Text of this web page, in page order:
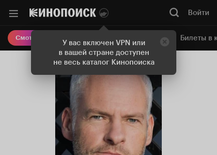
У вас включен VPN или
в вашей стране доступен
не весь каталог Кинопоиска
Войти
Смотреть кино Онлайн-кинотеатр Билеты в